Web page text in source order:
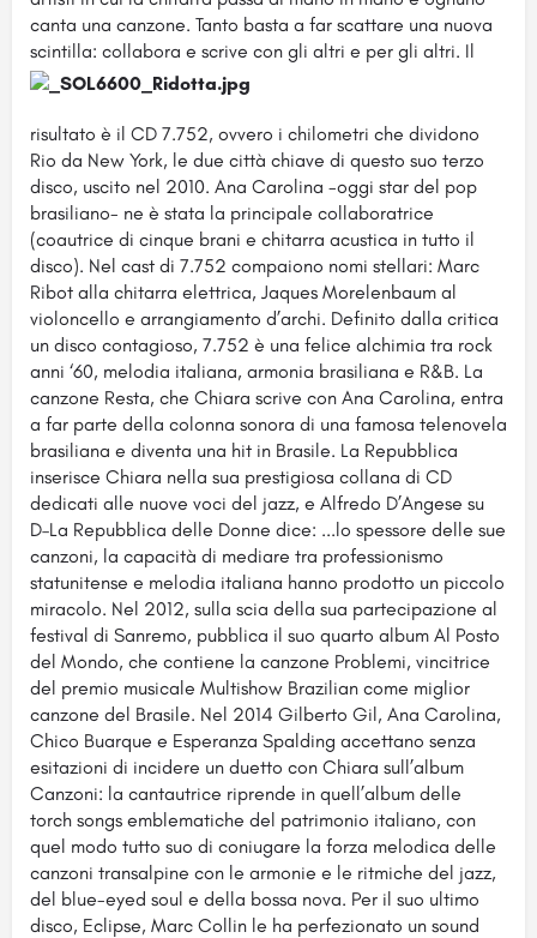
canta una canzone. Tanto basta a far scattare una nuova
scintilla: collabora e scrive con gli altri e per gli altri. Il
risultato è il CD 7.752, ovvero i chilometri che dividono
Rio da New York, le due città chiave di questo suo terzo
disco, uscito nel 2010. Ana Carolina -oggi star del pop
brasiliano- ne è stata la principale collaboratrice
(coautrice di cinque brani e chitarra acustica in tutto il
disco). Nel cast di 7.752 compaiono nomi stellari: Marc
Ribot alla chitarra elettrica, Jaques Morelenbaum al
violoncello e arrangiamento d’archi. Definito dalla critica
un disco contagioso, 7.752 è una felice alchimia tra rock
anni ‘60, melodia italiana, armonia brasiliana e R&B. La
canzone Resta, che Chiara scrive con Ana Carolina, entra
a far parte della colonna sonora di una famosa telenovela
brasiliana e diventa una hit in Brasile. La Repubblica
inserisce Chiara nella sua prestigiosa collana di CD
dedicati alle nuove voci del jazz, e Alfredo D’Angese su
D–La Repubblica delle Donne dice: ...lo spessore delle sue
canzoni, la capacità di mediare tra professionismo
statunitense e melodia italiana hanno prodotto un piccolo
miracolo. Nel 2012, sulla scia della sua partecipazione al
festival di Sanremo, pubblica il suo quarto album Al Posto
del Mondo, che contiene la canzone Problemi, vincitrice
del premio musicale Multishow Brazilian come miglior
canzone del Brasile. Nel 2014 Gilberto Gil, Ana Carolina,
Chico Buarque e Esperanza Spalding accettano senza
esitazioni di incidere un duetto con Chiara sull’album
Canzoni: la cantautrice riprende in quell’album delle
torch songs emblematiche del patrimonio italiano, con
quel modo tutto suo di coniugare la forza melodica delle
canzoni transalpine con le armonie e le ritmiche del jazz,
del blue-eyed soul e della bossa nova. Per il suo ultimo
disco, Eclipse, Marc Collin le ha perfezionato un sound